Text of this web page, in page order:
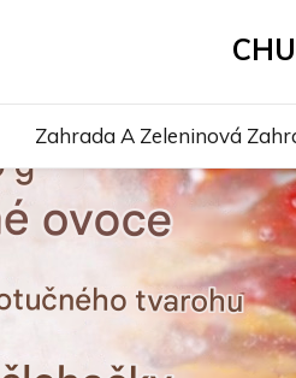
Zahrada A Zeleninová